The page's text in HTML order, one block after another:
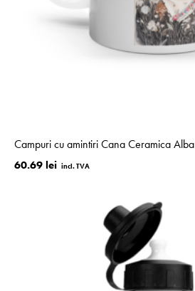
Campuri cu amintiri Cana Ceramica Alba
60.69 lei